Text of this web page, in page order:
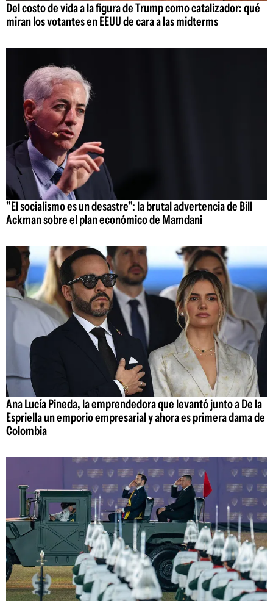
Del costo de vida a la figura de Trump como catalizador: qué
miran los votantes en EEUU de cara a las midterms
"El socialismo es un desastre": la brutal advertencia de Bill
Ackman sobre el plan económico de Mamdani
Ana Lucía Pineda, la emprendedora que levantó junto a De la
Espriella un emporio empresarial y ahora es primera dama de
Colombia